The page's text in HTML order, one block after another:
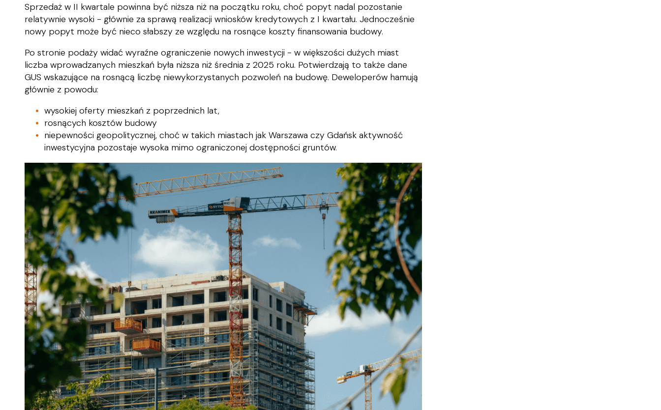
Sprzedaż w II kwartale powinna być niższa niż na początku roku, choć popyt nadal pozostanie
relatywnie wysoki - głównie za sprawą realizacji wniosków kredytowych z I kwartału. Jednocześnie
nowy popyt może być nieco słabszy ze względu na rosnące koszty finansowania budowy.
Po stronie podaży widać wyraźne ograniczenie nowych inwestycji - w większości dużych miast
liczba wprowadzanych mieszkań była niższa niż średnia z 2025 roku. Potwierdzają to także dane
GUS wskazujące na rosnącą liczbę niewykorzystanych pozwoleń na budowę. Deweloperów hamują
głównie z powodu:
wysokiej oferty mieszkań z poprzednich lat,
rosnących kosztów budowy
niepewności geopolitycznej, choć w takich miastach jak Warszawa czy Gdańsk aktywność
inwestycyjna pozostaje wysoka mimo ograniczonej dostępności gruntów.